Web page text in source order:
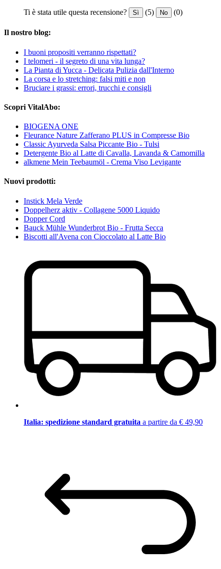
Ti è stata utile questa recensione? Sì (5) No (0)
Il nostro blog:
I buoni propositi verranno rispettati?
I telomeri - il segreto di una vita lunga?
La Pianta di Yucca - Delicata Pulizia dall'Interno
La corsa e lo stretching: falsi miti e non
Bruciare i grassi: errori, trucchi e consigli
Scopri VitalAbo:
BIOGENA ONE
Fleurance Nature Zafferano PLUS in Compresse Bio
Classic Ayurveda Salsa Piccante Bio - Tulsi
Detergente Bio al Latte di Cavalla, Lavanda & Camomilla
alkmene Mein Teebaumöl - Crema Viso Levigante
Nuovi prodotti:
Instick Mela Verde
Doppelherz aktiv - Collagene 5000 Liquido
Dopper Cord
Bauck Mühle Wunderbrot Bio - Frutta Secca
Biscotti all'Avena con Cioccolato al Latte Bio
Italia: spedizione standard gratuita a partire da € 49,90